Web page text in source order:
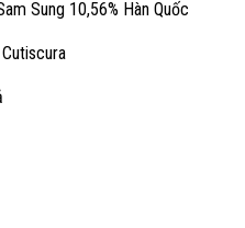
Sung 10,56% Hàn Quốc